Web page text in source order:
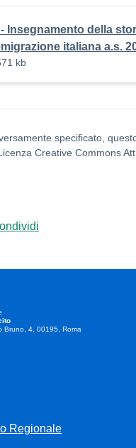
- Insegnamento della
italiana a.s.
kb
specificato,
Creative Commons
Bruno, 4, 00195, Roma
Regionale